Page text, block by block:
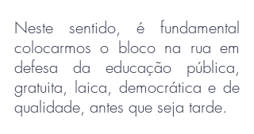
Neste sentido, é fundamental
colocarmos o bloco na rua em
defesa da educação pública,
gratuita, laica, democrática e de
qualidade, antes que seja tarde.